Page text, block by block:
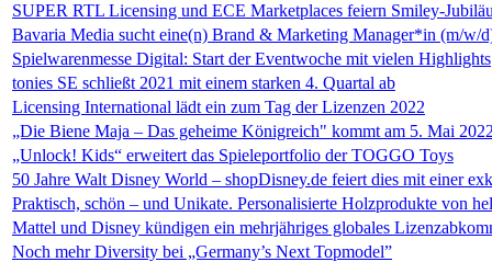
SUPER RTL Licensing und ECE Marketplaces feiern Smiley-
Bavaria Media sucht eine(n) Brand & Marketing Manager*in (m/w/
Spielwarenmesse Digital: Start der Eventwoche mit vielen Highlights
tonies SE schließt 2021 mit einem starken 4. Quartal ab
Licensing International lädt ein zum Tag der Lizenzen 2022
„Die Biene Maja – Das geheime Königreich" kommt am 5. Mai
„Unlock! Kids“ erweitert das Spieleportfolio der TOGGO Toys
50 Jahre Walt Disney World – shopDisney.de feiert dies mit einer
Praktisch, schön – und Unikate. Personalisierte Holzprodukte von
Mattel und Disney kündigen ein mehrjähriges globales
Noch mehr Diversity bei „Germany’s Next Topmodel”